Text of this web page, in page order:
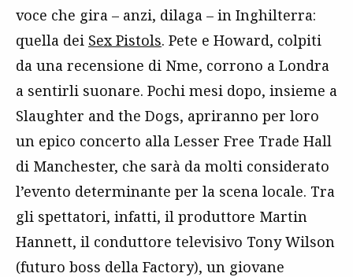
voce che gira – anzi, dilaga – in Inghilterra:
quella dei Sex Pistols. Pete e Howard, colpiti
da una recensione di Nme, corrono a Londra
a sentirli suonare. Pochi mesi dopo, insieme a
Slaughter and the Dogs, apriranno per loro
un epico concerto alla Lesser Free Trade Hall
di Manchester, che sarà da molti considerato
l’evento determinante per la scena locale. Tra
gli spettatori, infatti, il produttore Martin
Hannett, il conduttore televisivo Tony Wilson
(futuro boss della Factory), un giovane